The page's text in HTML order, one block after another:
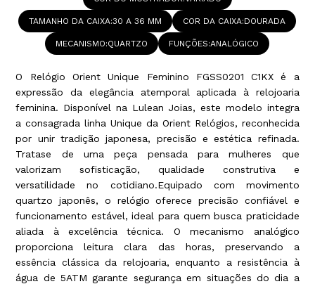
O Relógio Orient Unique Feminino FGSS0201 C1KX é a
expressão da elegância atemporal aplicada à relojoaria
feminina. Disponível na Lulean Joias, este modelo integra
a consagrada linha Unique da Orient Relógios, reconhecida
por unir tradição japonesa, precisão e estética refinada.
Tratase de uma peça pensada para mulheres que
valorizam sofisticação, qualidade construtiva e
versatilidade no cotidiano.Equipado com movimento
quartzo japonês, o relógio oferece precisão confiável e
funcionamento estável, ideal para quem busca praticidade
aliada à excelência técnica. O mecanismo analógico
proporciona leitura clara das horas, preservando a
essência clássica da relojoaria, enquanto a resistência à
água de 5ATM garante segurança em situações do dia a
TAMANHO DA CAIXA 30 A 36 MM COR DA CAIXA DOURADA
MECANISMO QUARTZO FUNÇÕES ANALÓGICO